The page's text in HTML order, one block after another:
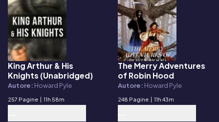
E-book
King Arthur & His
Knights (Unabridged)
Autore: Howard Pyle
257 Pagine | 11h 58m
E-book
The Merry Adventures
of Robin Hood
Autore: Howard Pyle
248 Pagine | 11h 43m